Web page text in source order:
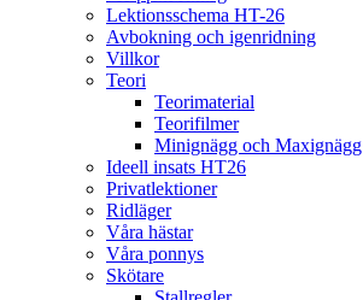
Lektionsschema HT-26
Avbokning och igenridning
Villkor
Teori
Teorimaterial
Teorifilmer
Minignägg och Maxignägg
Ideell insats HT26
Privatlektioner
Ridläger
Våra hästar
Våra ponnys
Skötare